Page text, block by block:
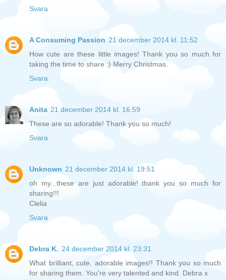
Svara
A Consuming Passion 21 december 2014 kl. 11:52
How cute are these little images! Thank you so much for
taking the time to share :) Merry Christmas.
Svara
Anita 21 december 2014 kl. 16:59
These are so adorable! Thank you so much!
Svara
Unknown 21 december 2014 kl. 19:51
oh my...these are just adorable! thank you so much for
sharing!!!
Clelia
Svara
Debra K. 24 december 2014 kl. 23:31
What brilliant, cute, adorable images!! Thank you so much
for sharing them. You're very talented and kind. Debra x